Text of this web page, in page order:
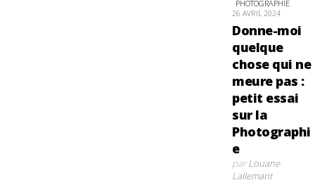
PHOTOGRAPHIE
26 AVRIL 2024
Donne-moi
quelque
chose qui ne
meure pas :
petit essai
sur la
Photographi
e
parLouane
Lallemant